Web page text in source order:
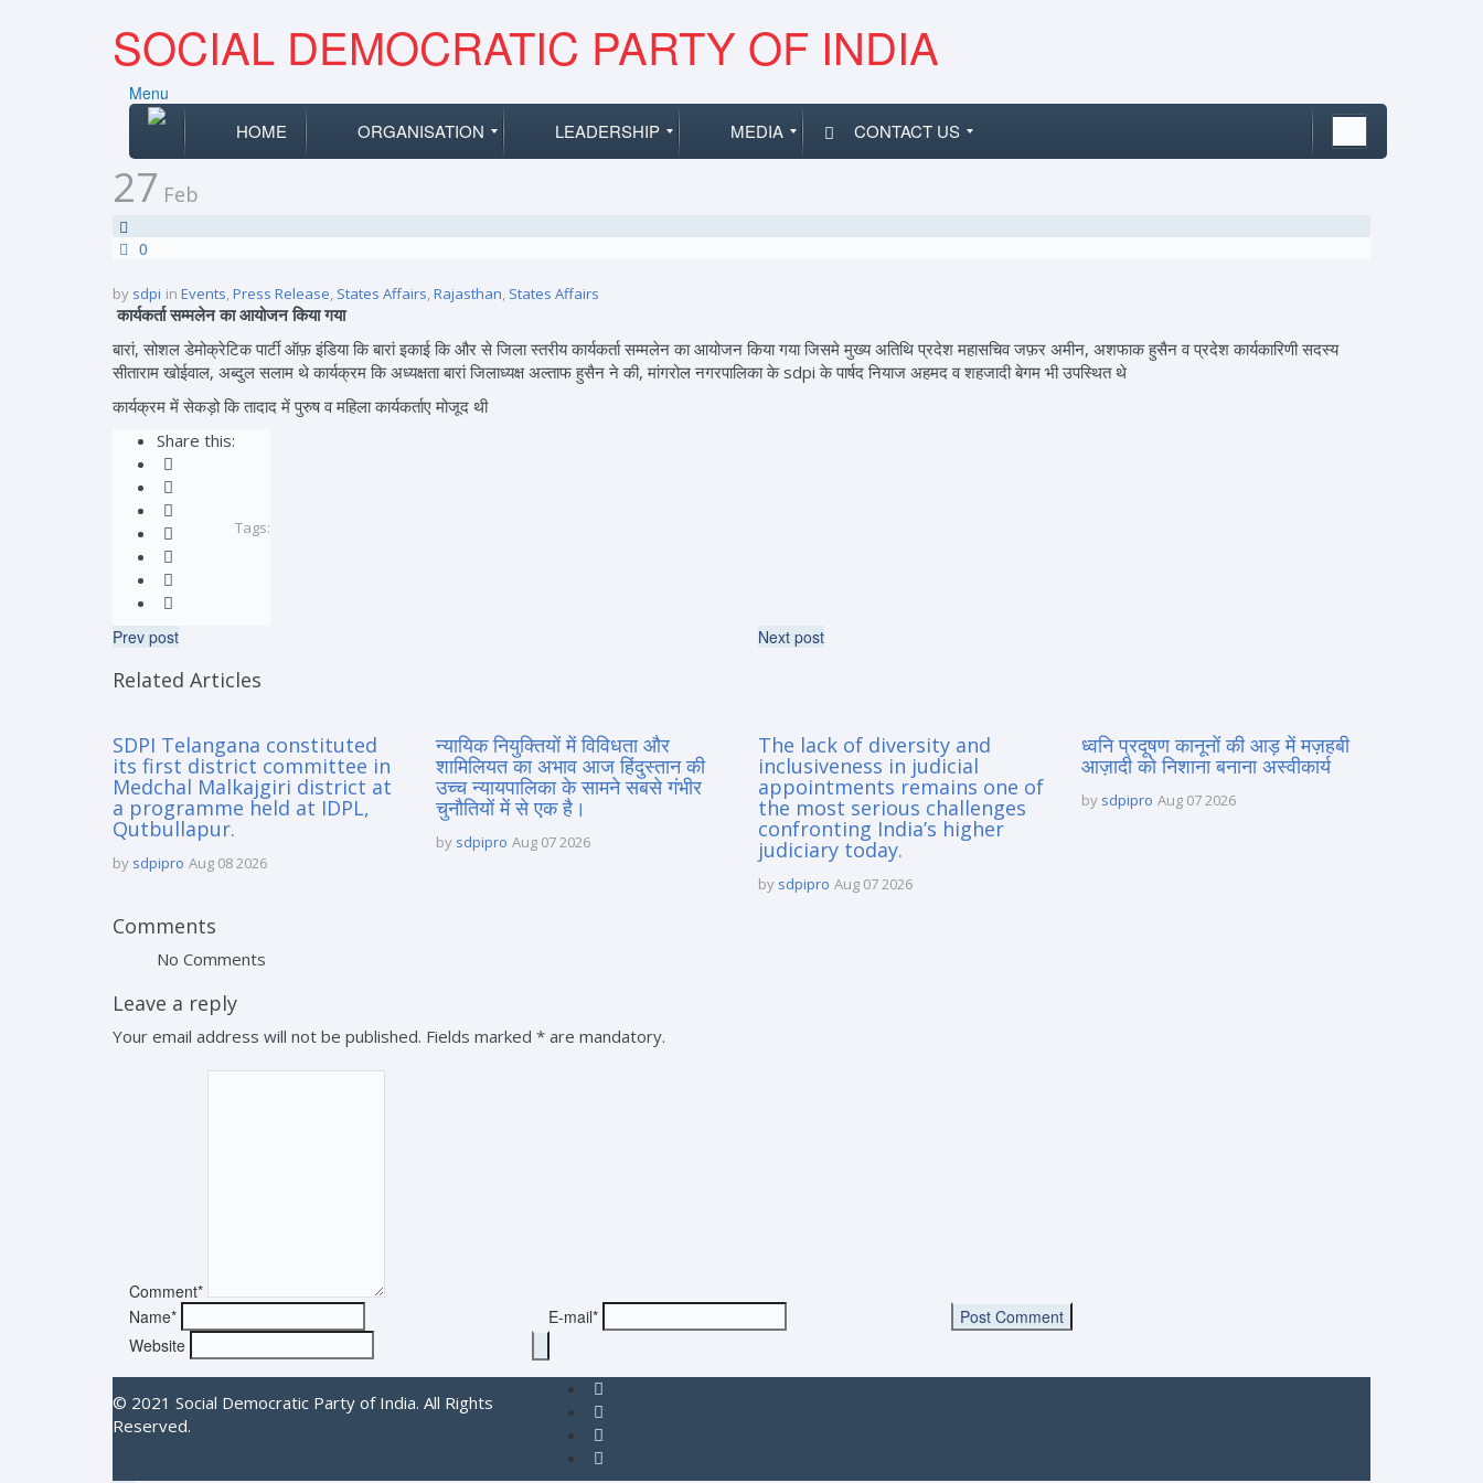
SOCIAL DEMOCRATIC PARTY OF INDIA
Menu
HOME ORGANISATION LEADERSHIP MEDIA CONTACT US
27 Feb
0
by sdpi in Events,Press Release, States Affairs,Rajasthan, States Affairs
कार्यकर्ता सम्मलेन का आयोजन किया गया
बारां, सोशल डेमोक्रेटिक पार्टी ऑफ़ इंडिया कि बारां इकाई कि और से जिला स्तरीय कार्यकर्ता सम्मलेन का आयोजन किया गया जिसमे मुख्य अतिथि प्रदेश महासचिव जफ़र अमीन, अशफाक हुसैन व प्रदेश कार्यकारिणी सदस्य
सीताराम खोईवाल, अब्दुल सलाम थे कार्यक्रम कि अध्यक्षता बारां जिलाध्यक्ष अल्ताफ हुसैन ने की, मांगरोल नगरपालिका के sdpi के पार्षद नियाज अहमद व शहजादी बेगम भी उपस्थित थे
कार्यक्रम में सेकड़ो कि तादाद में पुरुष व महिला कार्यकर्ताए मोजूद थी
Share this:
Tags:
Prev post Next post
Related Articles
SDPI Telangana constituted
its first district committee in
Medchal Malkajgiri district at
a programme held at IDPL,
Qutbullapur.
by sdpipro Aug 08 2026
न्यायिक नियुक्तियों में विविधता और
शामिलियत का अभाव आज हिंदुस्तान की
उच्च न्यायपालिका के सामने सबसे गंभीर
चुनौतियों में से एक है।
by sdpipro Aug 07 2026
The lack of diversity and
inclusiveness in judicial
appointments remains one of
the most serious challenges
confronting India’s higher
judiciary today.
by sdpipro Aug 07 2026
ध्वनि प्रदूषण कानूनों की आड़ में मज़हबी
आज़ादी को निशाना बनाना अस्वीकार्य
by sdpipro Aug 07 2026
Comments
No Comments
Leave a reply
Your email address will not be published. Fields marked * are mandatory.
Comment*
Name*
E-mail*
Website
© 2021 Social Democratic Party of India. All Rights
Reserved.